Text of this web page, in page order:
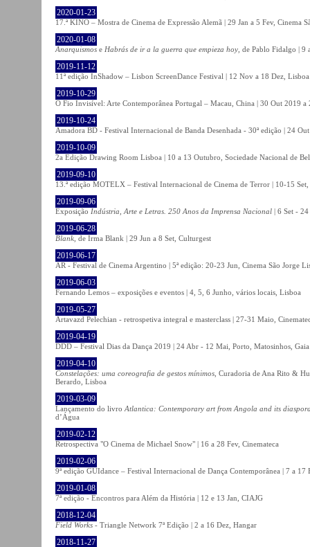
2020-01-23
17.ª KINO – Mostra de Cinema de Expressão Alemã | 29 Jan a 5 Fev, Cinema
2020-01-08
Anarquismos e Habrás de ir a la guerra que empieza hoy , de Pablo Fidalgo |
2019-11-12
11ª edição InShadow – Lisbon ScreenDance Festival | 12 Nov a 18 Dez, Lisboa
2019-10-29
O Fio Invisível: Arte Contemporânea Portugal – Macau, China | 30 Out 2019
2019-10-24
Amadora BD - Festival Internacional de Banda Desenhada - 30ª edição | 24
2019-10-09
2a Edição Drawing Room Lisboa | 10 a 13 Outubro, Sociedade Nacional de
2019-09-10
13.ª edição MOTELX – Festival Internacional de Cinema de Terror | 10-15
2019-09-06
Exposição Indústria, Arte e Letras. 250 Anos da Imprensa Nacional | 6 Set -
2019-06-28
Blank , de Irma Blank | 29 Jun a 8 Set, Culturgest
2019-06-17
AR - Festival de Cinema Argentino | 5ª edição: 20-23 Jun, Cinema São Jorge
2019-06-03
Fernando Lemos – exposições e eventos | 4, 5, 6 Junho, vários locais, Lisboa
2019-05-27
Artavazd Pelechian - retrospetiva integral e masterclass | 27-31 Maio,
2019-04-19
DDD – Festival Dias da Dança 2019 | 24 Abr - 12 Mai, Porto, Matosinhos, Gaia
2019-04-10
Constelações: uma coreografia de gestos mínimos , Curadoria de Ana Rito &
Berardo, Lisboa
2019-03-09
Lançamento do livro Atlantica: Contemporary art from Angola and its
d’Água
2019-02-12
Retrospectiva "O Cinema de Michael Snow" | 16 a 28 Fev, Cinemateca
2019-02-06
9ª edição GUIdance – Festival Internacional de Dança Contemporânea | 7 a 17
2019-01-08
7ª edição - Encontros para Além da História | 12 e 13 Jan, CIAJG
2018-12-04
Field Works - Triangle Network 7ª Edição | 2 a 16 Dez, Hangar
2018-11-27